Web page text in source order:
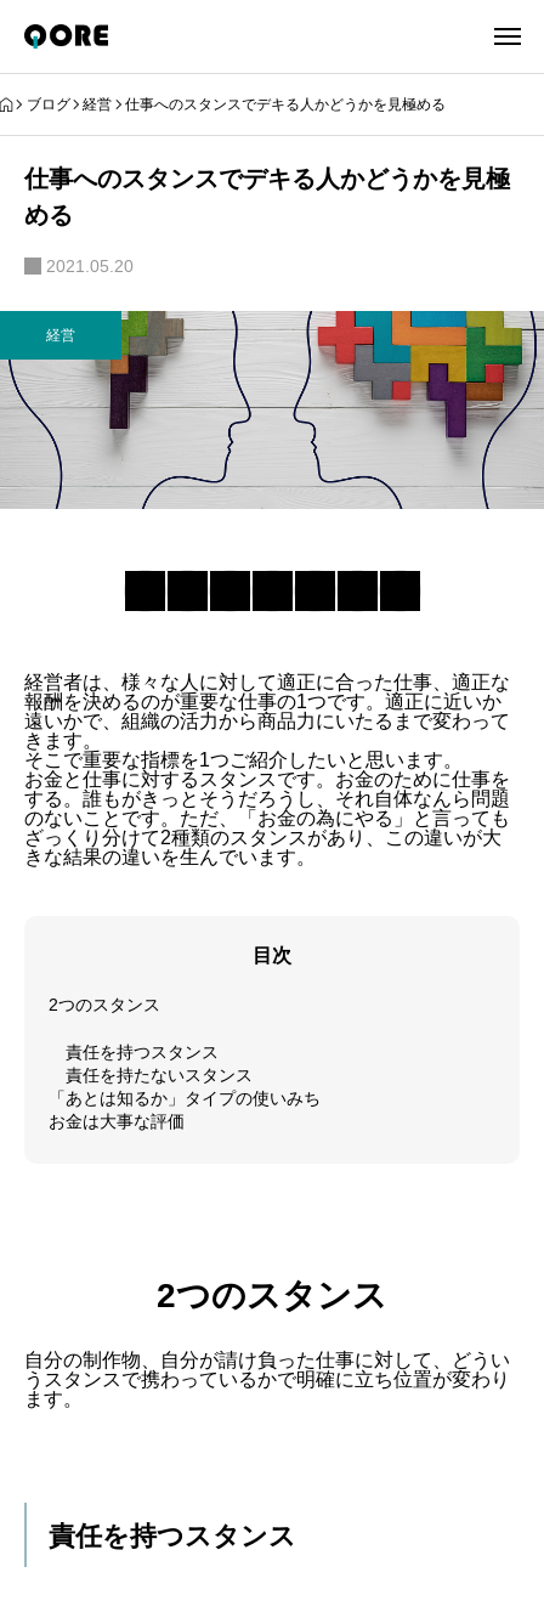
ブログ 経営 仕事へのスタンスでデキる人かどうかを見極める
仕事へのスタンスでデキる人かどうかを見極
める
2021.05.20
経営
経営者は、様々な人に対して適正に合った仕事、適正な
報酬を決めるのが重要な仕事の1つです。適正に近いか
遠いかで、組織の活力から商品力にいたるまで変わって
きます。
そこで重要な指標を1つご紹介したいと思います。
お金と仕事に対するスタンスです。お金のために仕事を
する。誰もがきっとそうだろうし、それ自体なんら問題
のないことです。ただ、「お金の為にやる」と言っても
ざっくり分けて2種類のスタンスがあり、この違いが大
きな結果の違いを生んでいます。
目次
2つのスタンス
責任を持つスタンス
責任を持たないスタンス
「あとは知るか」タイプの使いみち
お金は大事な評価
2つのスタンス
自分の制作物、自分が請け負った仕事に対して、どうい
うスタンスで携わっているかで明確に立ち位置が変わり
ます。
責任を持つスタンス